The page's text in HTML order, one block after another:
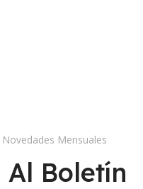
Mensuales
Al Boletín